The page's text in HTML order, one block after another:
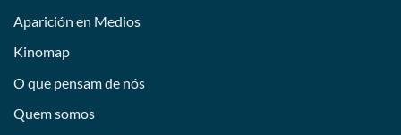
Aparición en Medios
Kinomap
O que pensam de nós
Quem somos